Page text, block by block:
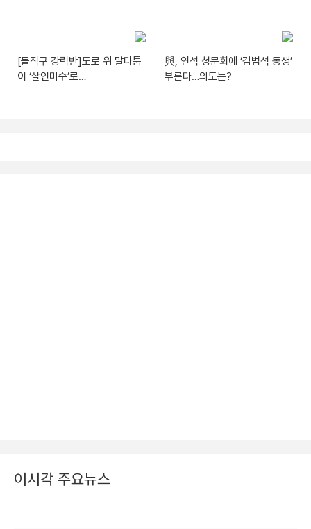
[돌직구 강력반]도로 위 말다툼
이 ‘살인미수’로…
與, 연석 청문회에 ‘김범석 동생’
부른다…의도는?
이시각 주요뉴스